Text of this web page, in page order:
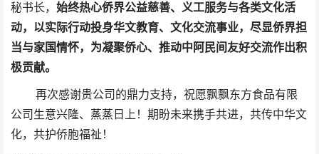
秘书长， 始终热心侨界公益慈善、义工服务与各类文化活
动，以实际行动投身华文教育、文化交流事业，尽显侨界担
当与家国情怀，为凝聚侨心、推动中阿民间友好交流作出积
极贡献。
再次感谢贵公司的鼎力支持，祝愿飘飘东方食品有限
公司生意兴隆、蒸蒸日上！期盼未来携手共进，共传中华文
化，共护侨胞福祉！